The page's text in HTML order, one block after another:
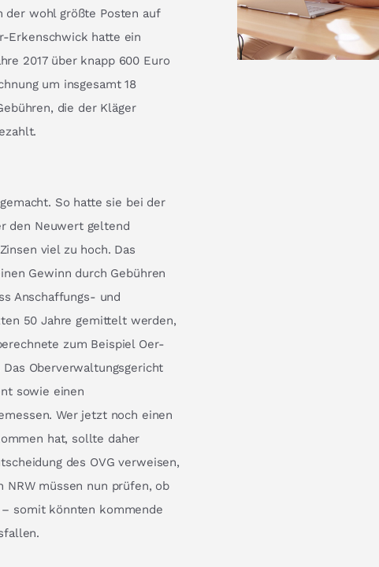
der wohl größte Posten auf
Erkenschwick hatte ein
2017 über knapp 600 Euro
um insgesamt 18
die der Kläger
So hatte sie bei der
den Neuwert geltend
viel zu hoch. Das
Gewinn durch Gebühren
Anschaffungs- und
50 Jahre gemittelt werden,
zum Beispiel Oer-
Oberverwaltungsgericht
sowie einen
Wer jetzt noch einen
hat, sollte daher
des OVG verweisen,
NRW müssen nun prüfen, ob
– somit könnten kommende